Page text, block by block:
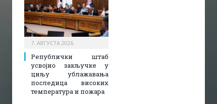
7. АВГУСТА 2026.
Републички штаб
усвојио закључке у
циљу ублажавања
последица високих
температура и пожара​